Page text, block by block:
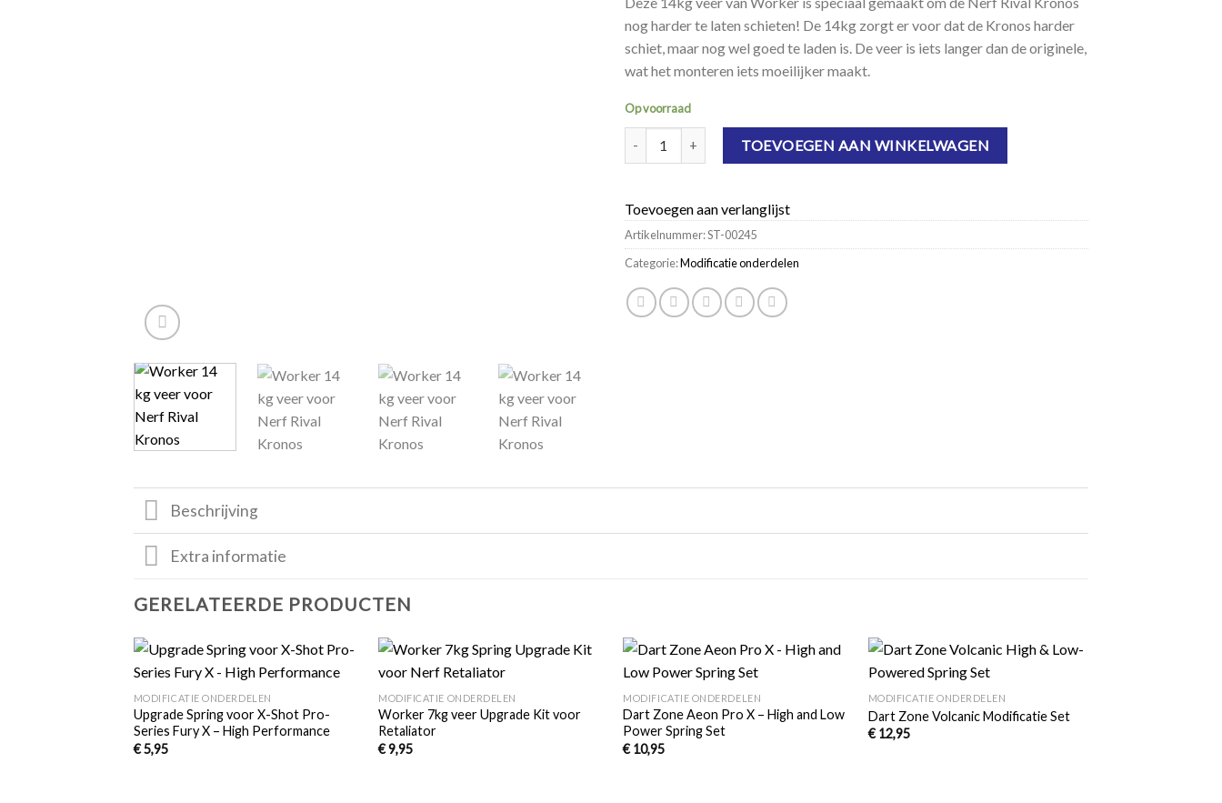
nog harder te laten schieten! De 14kg zorgt er voor dat de Kronos harder
schiet, maar nog wel goed te laden is. De veer is iets langer dan de originele,
wat het monteren iets moeilijker maakt.
Op voorraad
Worker 14 kg veer voor Nerf Rival Kronos aantal
TOEVOEGEN AAN WINKELWAGEN
Toevoegen aan verlanglijst
Artikelnummer:ST-00245
Categorie:Modificatie onderdelen
Beschrijving
Extra informatie
GERELATEERDE PRODUCTEN
verlanglijst
+
MODIFICATIE ONDERDELEN
Upgrade Spring voor X-Shot Pro-
Series Fury X – High Performance
€5,95
verlanglijst
MODIFICATIE ONDERDELEN
Worker 7kg veer Upgrade Kit voor
Retaliator
€9,95
verlanglijst
MODIFICATIE ONDERDELEN
Dart Zone Aeon Pro X – High and Low
Power Spring Set
€10,95
verlanglijst
MODIFICATIE ONDERDELEN
Dart Zone Volcanic Modificatie Set
€12,95